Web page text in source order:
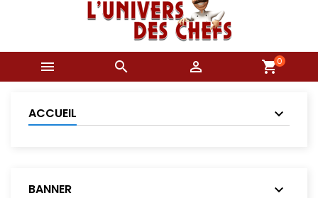
   shopping_cart0
ACCUEIL
BANNER